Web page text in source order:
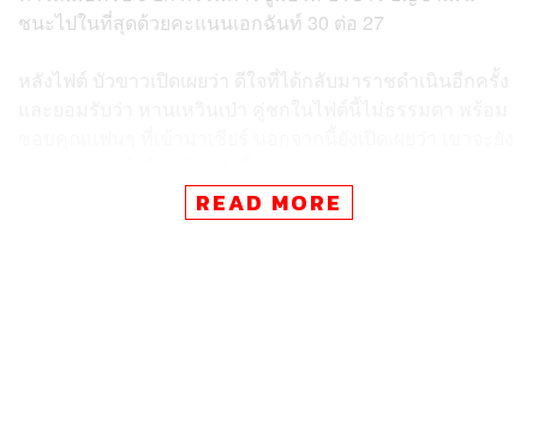
ชนะไปในที่สุดด้วยคะแนนเอกฉันท์ 30 ต่อ 27
หลังไฟต์ บัวขาวเปิดเผยว่า ดีใจที่ได้กลับมาราชดำเนินอีกครั้ง
สนับสนุนอุปกรณ์ถ่ายภาพโดย Canon Imaging Thailand
READ MORE